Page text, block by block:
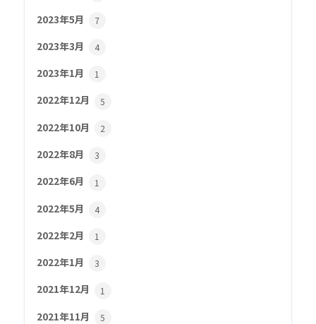
2023年5月 7
2023年3月 4
2023年1月 1
2022年12月 5
2022年10月 2
2022年8月 3
2022年6月 1
2022年5月 4
2022年2月 1
2022年1月 3
2021年12月 1
2021年11月 5